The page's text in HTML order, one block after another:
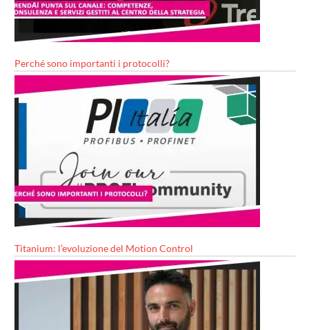
Perché sono importanti i protocolli?
Titanium: l’evoluzione del Motion Control